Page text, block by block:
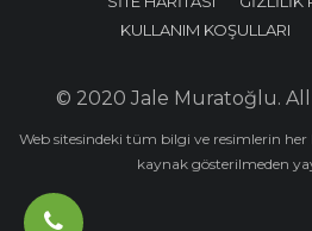
KULLANIM KOŞULLARI
© 2020 Jale Muratoğlu.
Web sitesindeki tüm bilgi ve resimlerin her
kaynak gösterilmeden